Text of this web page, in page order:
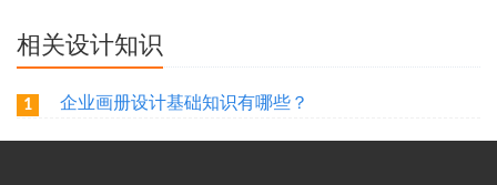
相关设计知识
1 企业画册设计基础知识有哪些？